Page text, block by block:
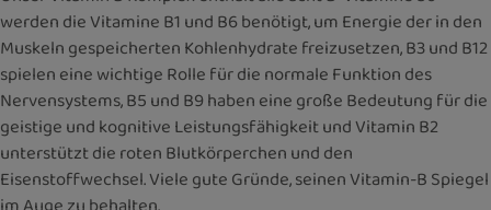
werden die Vitamine B1 und B6 benötigt, um Energie der in den
Muskeln gespeicherten Kohlenhydrate freizusetzen, B3 und B12
spielen eine wichtige Rolle für die normale Funktion des
Nervensystems, B5 und B9 haben eine große Bedeutung für die
geistige und kognitive Leistungsfähigkeit und Vitamin B2
unterstützt die roten Blutkörperchen und den
Eisenstoffwechsel. Viele gute Gründe, seinen Vitamin-B Spiegel